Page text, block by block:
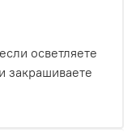
осветляете
закрашиваете